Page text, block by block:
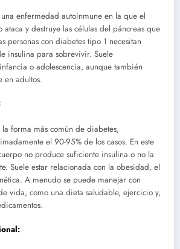
enfermedad autoinmune en la que el
ataca y destruye las células del páncreas que
personas con diabetes tipo 1 necesitan
insulina para sobrevivir. Suele
o adolescencia, aunque también
en adultos.
forma más común de diabetes,
el 90-95% de los casos. En este
no produce suficiente insulina o no la
Suele estar relacionada con la obesidad, el
A menudo se puede manejar con
vida, como una dieta saludable, ejercicio y,